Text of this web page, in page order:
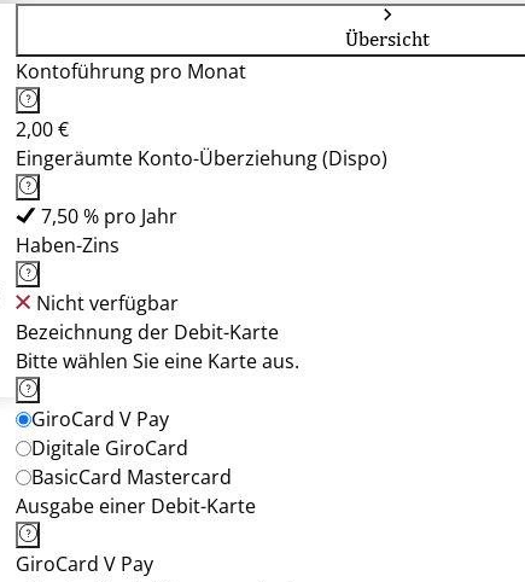
Übersicht
Kontoführung pro Monat
2,00 €
Eingeräumte Konto-Überziehung (Dispo)
7,50 % pro Jahr
Haben-Zins
Nicht verfügbar
Bezeichnung der Debit-Karte
Bitte wählen Sie eine Karte aus.
GiroCard V Pay
Digitale GiroCard
BasicCard Mastercard
Ausgabe einer Debit-Karte
GiroCard V Pay